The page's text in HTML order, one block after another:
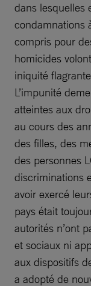
dans lesquelles
condamnations
compris pour
homicides
iniquité
L’impunité
atteintes aux
au cours des
des filles, des
des personnes
discriminations
avoir exercé
pays était
autorités n’ont
et sociaux ni
aux dispositifs
a adopté de